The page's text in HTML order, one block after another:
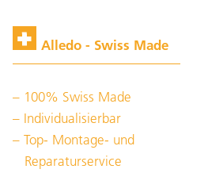
Alledo - Swiss Made
100% Swiss Made
Individualisierbar
Top- Montage- und
Reparaturservice